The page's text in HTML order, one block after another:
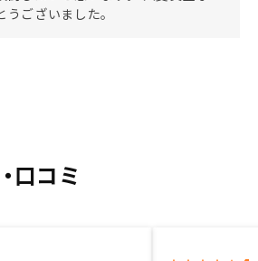
ございました。
口コミ